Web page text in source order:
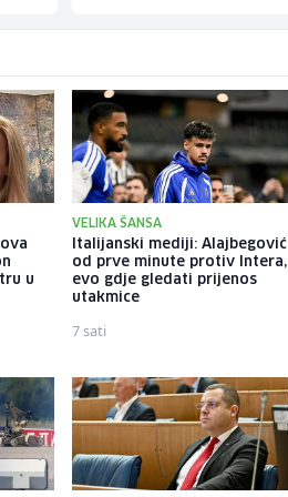
u
VELIKA ŠANSA
Italijanski mediji: Alajbegović
od prve minute protiv Intera,
evo gdje gledati prijenos
utakmice
7 sati